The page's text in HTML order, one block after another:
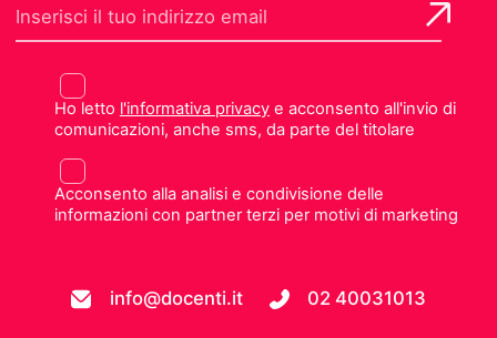
Ho letto l'informativa privacye acconsento all'invio di
comunicazioni, anche sms, da parte del titolare
Acconsento alla analisi e condivisione delle
informazioni con partner terzi per motivi di marketing
info@docenti.it 02 40031013